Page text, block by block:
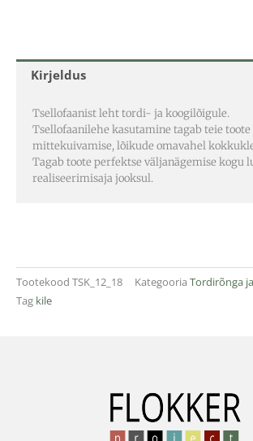
Kirjeldus
Tsellofaanist leht tordi- ja koogilõigule.
Tsellofaanilehe kasutamine tagab teie
mittekuivamise, lõikude omavahel
Tagab toote perfektse väljanägemise kogu
realiseerimisaja jooksul.
Tootekood TSK_12_18 Kategooria Tordirõnga
Tag kile